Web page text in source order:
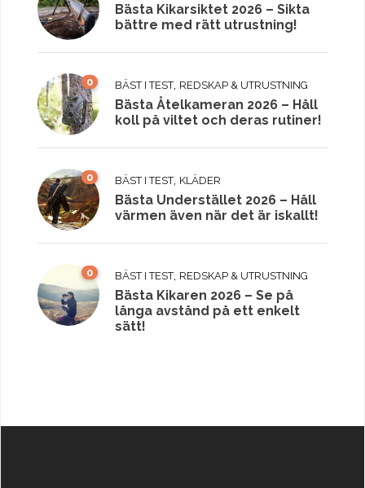
Bästa Kikarsiktet 2026 – Sikta
bättre med rätt utrustning!
0 BÄST I TEST, REDSKAP & UTRUSTNING
Bästa Åtelkameran 2026 – Håll
koll på viltet och deras rutiner!
0 BÄST I TEST, KLÄDER
Bästa Understället 2026 – Håll
värmen även när det är iskallt!
0 BÄST I TEST, REDSKAP & UTRUSTNING
Bästa Kikaren 2026 – Se på
långa avstånd på ett enkelt
sätt!